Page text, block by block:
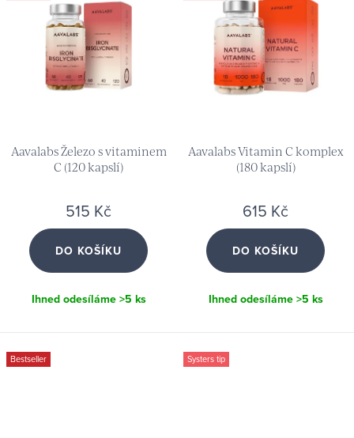
Aavalabs Železo s vitaminem
C (120 kapslí)
515 Kč
DO KOŠÍKU
Ihned odesíláme >5 ks
Aavalabs Vitamin C komplex
(180 kapslí)
615 Kč
DO KOŠÍKU
Ihned odesíláme >5 ks
Bestseller Systers tip